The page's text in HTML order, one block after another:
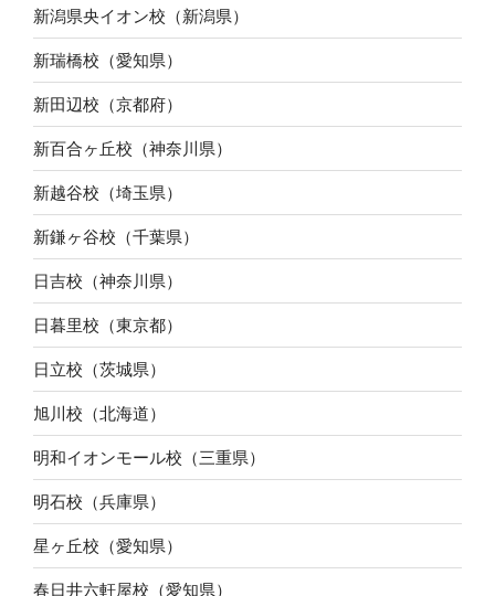
新潟県央イオン校（新潟県）
新瑞橋校（愛知県）
新田辺校（京都府）
新百合ヶ丘校（神奈川県）
新越谷校（埼玉県）
新鎌ヶ谷校（千葉県）
日吉校（神奈川県）
日暮里校（東京都）
日立校（茨城県）
旭川校（北海道）
明和イオンモール校（三重県）
明石校（兵庫県）
星ヶ丘校（愛知県）
春日井六軒屋校（愛知県）